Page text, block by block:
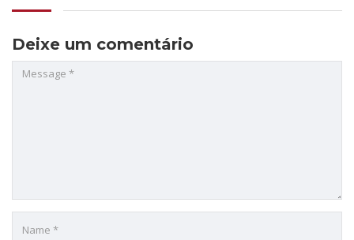
Deixe um comentário